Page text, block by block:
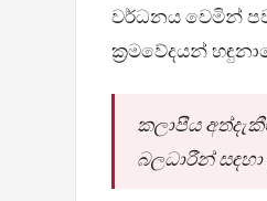
වර්ධනය වෙමින්
ක්‍රමවේදයන්
කලාපීය
බලධාරීන්